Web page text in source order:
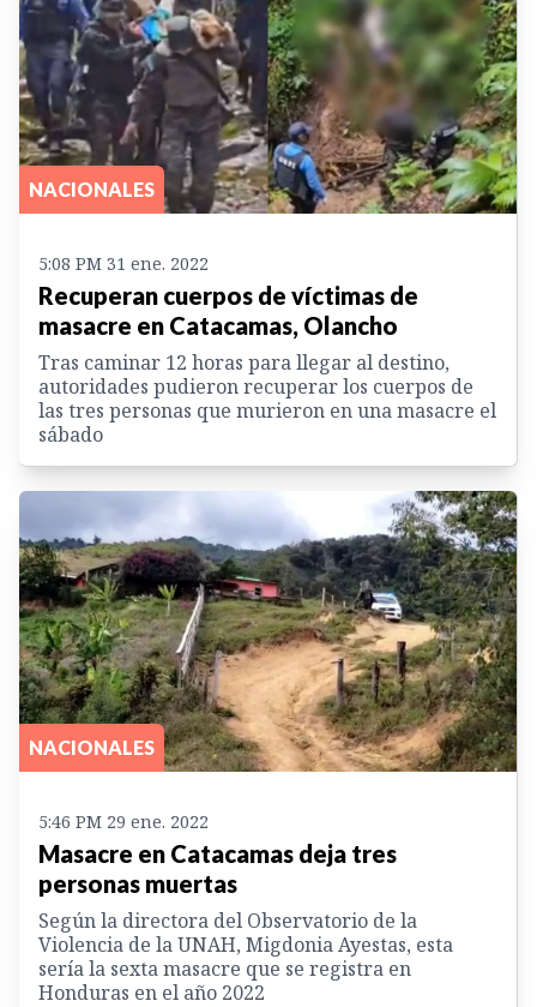
NACIONALES
5:08 PM 31 ene. 2022
Recuperan cuerpos de víctimas de
masacre en Catacamas, Olancho
Tras caminar 12 horas para llegar al destino,
autoridades pudieron recuperar los cuerpos de
las tres personas que murieron en una masacre el
sábado
NACIONALES
5:46 PM 29 ene. 2022
Masacre en Catacamas deja tres
personas muertas
Según la directora del Observatorio de la
Violencia de la UNAH, Migdonia Ayestas, esta
sería la sexta masacre que se registra en
Honduras en el año 2022